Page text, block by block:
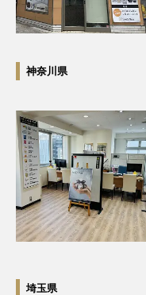
神奈川県
埼玉県